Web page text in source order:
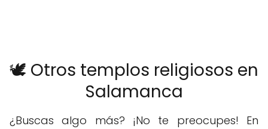
🕊️ Otros templos religiosos en
Salamanca
¿Buscas algo más? ¡No te preocupes! En